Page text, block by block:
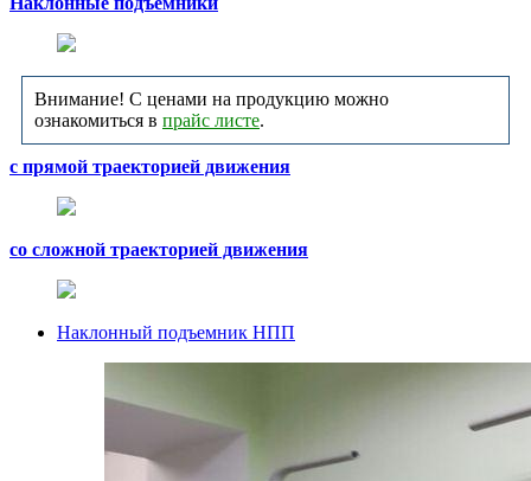
Внимание! С ценами на продукцию можно
ознакомиться в прайс листе.
с прямой траекторией движения
со сложной траекторией движения
Наклонный подъемник НПП